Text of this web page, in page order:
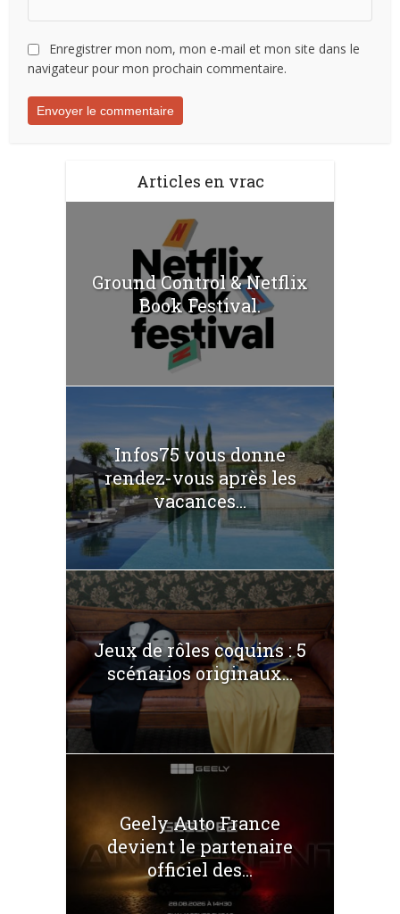
Enregistrer mon nom, mon e-mail et mon site dans le
navigateur pour mon prochain commentaire.
Articles en vrac
Ground Control & Netflix
Book Festival.
Infos75 vous donne
rendez-vous après les
vacances...
Jeux de rôles coquins : 5
scénarios originaux...
Geely Auto France
devient le partenaire
officiel des...